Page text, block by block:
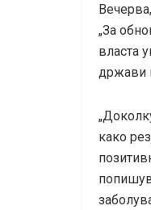
„За
власта
држави
како